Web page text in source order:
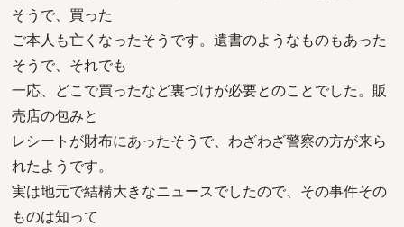
そうで、買った
ご本人も亡くなったそうです。遺書のようなものもあった
そうで、それでも
一応、どこで買ったなど裏づけが必要とのことでした。販
売店の包みと
レシートが財布にあったそうで、わざわざ警察の方が来ら
れたようです。
実は地元で結構大きなニュースでしたので、その事件その
ものは知って